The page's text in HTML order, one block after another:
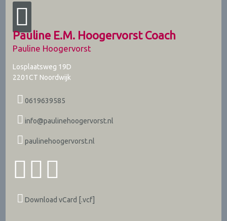
Pauline E.M. Hoogervorst Coach
Pauline Hoogervorst
Losplaatsweg 19D
2201CT Noordwijk
0619639585
info@paulinehoogervorst.nl
paulinehoogervorst.nl
Download vCard [.vcf]